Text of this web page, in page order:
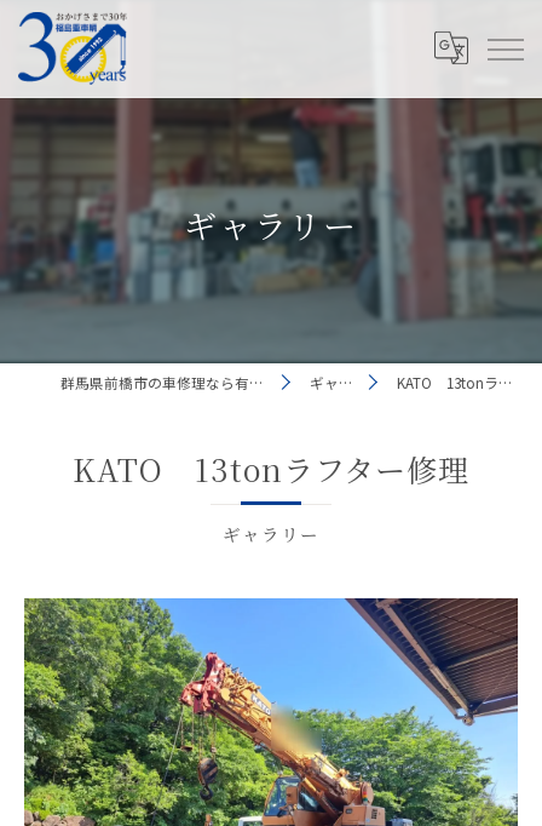
ギャラリー
群馬県前橋市の車修理なら有限会社福島重車輛 ギャラリー KATO 13tonラフター修理
ギャラリー
KATO 13tonラフター修理